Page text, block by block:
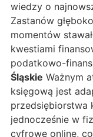
wiedzy o
Zastanów
momentów
kwestiami
podatkowo-
Śląskie Ważnym
księgową jest
przedsiębiorstwa
jednocześnie w
cyfrowe online,